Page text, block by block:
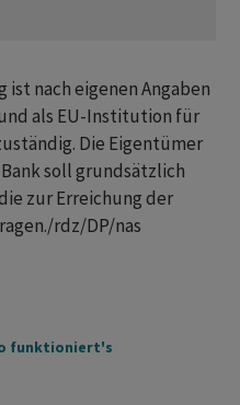
ist nach eigenen Angaben
als EU-Institution für
Die Eigentümer
soll grundsätzlich
zur Erreichung der
rdz/DP/nas
funktioniert's